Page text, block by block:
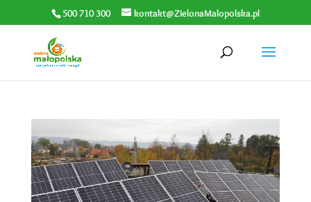
500 710 300 kontakt@ZielonaMalopolska.pl